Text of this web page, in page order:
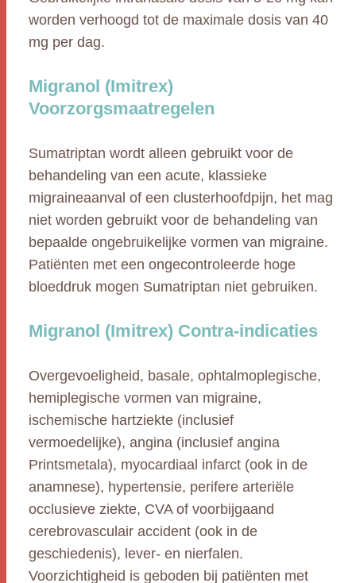
worden verhoogd tot de maximale dosis van 40
mg per dag.
Migranol (Imitrex)
Voorzorgsmaatregelen
Sumatriptan wordt alleen gebruikt voor de
behandeling van een acute, klassieke
migraineaanval of een clusterhoofdpijn, het mag
niet worden gebruikt voor de behandeling van
bepaalde ongebruikelijke vormen van migraine.
Patiënten met een ongecontroleerde hoge
bloeddruk mogen Sumatriptan niet gebruiken.
Migranol (Imitrex) Contra-indicaties
Overgevoeligheid, basale, ophtalmoplegische,
hemiplegische vormen van migraine,
ischemische hartziekte (inclusief
vermoedelijke), angina (inclusief angina
Printsmetala), myocardiaal infarct (ook in de
anamnese), hypertensie, perifere arteriële
occlusieve ziekte, CVA of voorbijgaand
cerebrovasculair accident (ook in de
geschiedenis), lever- en nierfalen.
Voorzichtigheid is geboden bij patiënten met